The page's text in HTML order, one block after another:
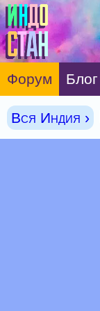
Форум Блог
Вся Индия ›